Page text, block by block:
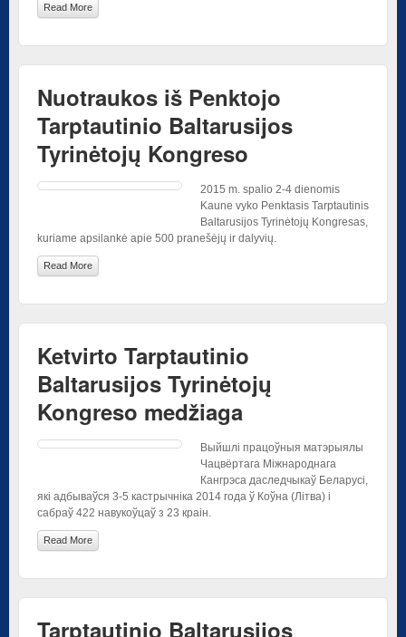
Read More
Nuotraukos iš Penktojo
Tarptautinio Baltarusijos
Tyrinėtojų Kongreso
2015 m. spalio 2-4 dienomis
Kaune vyko Penktasis Tarptautinis
Baltarusijos Tyrinėtojų Kongresas,
kuriame apsilankė apie 500 pranešėjų ir dalyvių.
Read More
Ketvirto Tarptautinio
Baltarusijos Tyrinėtojų
Kongreso medžiaga
Выйшлі працоўныя матэрыялы
Чацвёртага Міжнароднага
Кангрэса даследчыкаў Беларусі,
які адбываўся 3-5 кастрычніка 2014 года ў Коўна (Літва) і
сабраў 422 навукоўцаў з 23 краін.
Read More
Tarptautinio Baltarusijos